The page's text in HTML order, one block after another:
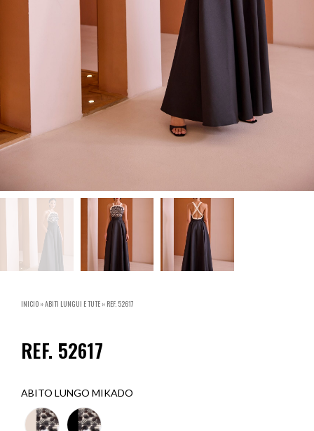
INICIO »ABITI LUNGUI E TUTE » REF. 52617
REF. 52617
ABITO LUNGO MIKADO